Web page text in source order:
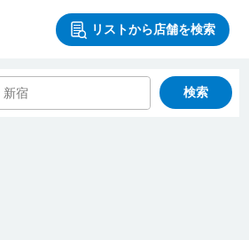
リストから店舗を検索
検索